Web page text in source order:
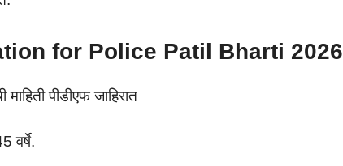
for Police Patil Bharti 2026
पीडीएफ जाहिरात
वर्षे.